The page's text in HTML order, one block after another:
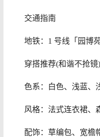
交通指南
地铁：1 号线「园博苑
穿搭推荐(和谐不抢镜)
色系：白色、浅蓝、浅
风格：法式连衣裙、森
配饰：草编包、宽檐帽